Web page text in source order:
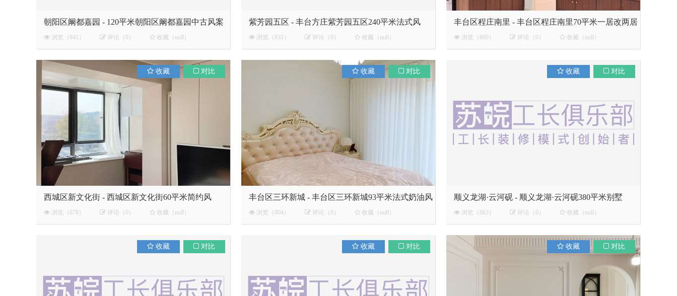
朝阳区阚都嘉园 - 120平米朝阳区阚都嘉园中古风案
例浏览（841） 评论（0） 收藏（null）
紫芳园五区 - 丰台方庄紫芳园五区240平米法式风
浏览（831） 评论（0） 收藏（null）
丰台区程庄南里 - 丰台区程庄南里70平米一居改两居
浏览（809） 评论（0） 收藏（null）
对比
收藏
西城区新文化街 - 西城区新文化街60平米简约风
浏览（878） 评论（0） 收藏（null）
对比
收藏
丰台区三环新城 - 丰台区三环新城93平米法式奶油风
浏览（804） 评论（0） 收藏（null）
对比
收藏
顺义龙湖·云河砚 - 顺义龙湖·云河砚380平米别墅
浏览（863） 评论（0） 收藏（null）
对比
收藏 对比
收藏 对比
收藏